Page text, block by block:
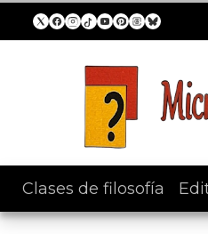
Clases de filosofía